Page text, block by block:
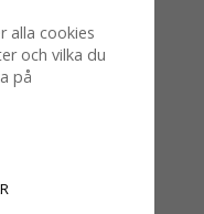
alla cookies
och vilka du
på